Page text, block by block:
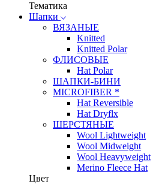
Тематика
Шапки
ВЯЗАНЫЕ
Knitted
Knitted Polar
ФЛИСОВЫЕ
Hat Polar
ШАПКИ-БИНИ
MICROFIBER *
Hat Reversible
Hat Dryflx
ШЕРСТЯНЫЕ
Wool Lightweight
Wool Midweight
Wool Heavyweight
Merino Fleece Hat
Цвет